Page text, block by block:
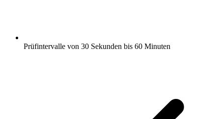
Prüfintervalle von 30 Sekunden bis 60 Minuten